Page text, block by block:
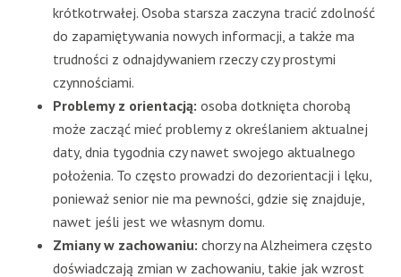
krótkotrwałej. Osoba starsza zaczyna tracić zdolność
do zapamiętywania nowych informacji, a także ma
trudności z odnajdywaniem rzeczy czy prostymi
czynnościami.
Problemy z orientacją: osoba dotknięta chorobą
może zacząć mieć problemy z określaniem aktualnej
daty, dnia tygodnia czy nawet swojego aktualnego
położenia. To często prowadzi do dezorientacji i lęku,
ponieważ senior nie ma pewności, gdzie się znajduje,
nawet jeśli jest we własnym domu.
Zmiany w zachowaniu: chorzy na Alzheimera często
doświadczają zmian w zachowaniu, takie jak wzrost